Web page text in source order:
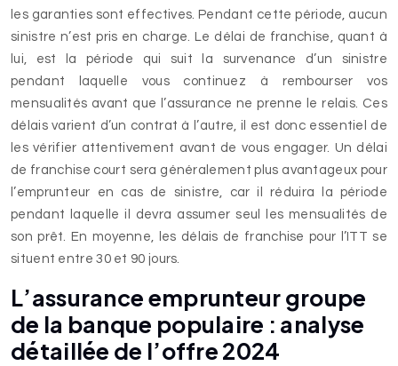
les garanties sont effectives. Pendant cette période, aucun
sinistre n’est pris en charge. Le délai de franchise, quant à
lui, est la période qui suit la survenance d’un sinistre
pendant laquelle vous continuez à rembourser vos
mensualités avant que l’assurance ne prenne le relais. Ces
délais varient d’un contrat à l’autre, il est donc essentiel de
les vérifier attentivement avant de vous engager. Un délai
de franchise court sera généralement plus avantageux pour
l’emprunteur en cas de sinistre, car il réduira la période
pendant laquelle il devra assumer seul les mensualités de
son prêt. En moyenne, les délais de franchise pour l’ITT se
situent entre 30 et 90 jours.
L’assurance emprunteur groupe
de la banque populaire : analyse
détaillée de l’offre 2024